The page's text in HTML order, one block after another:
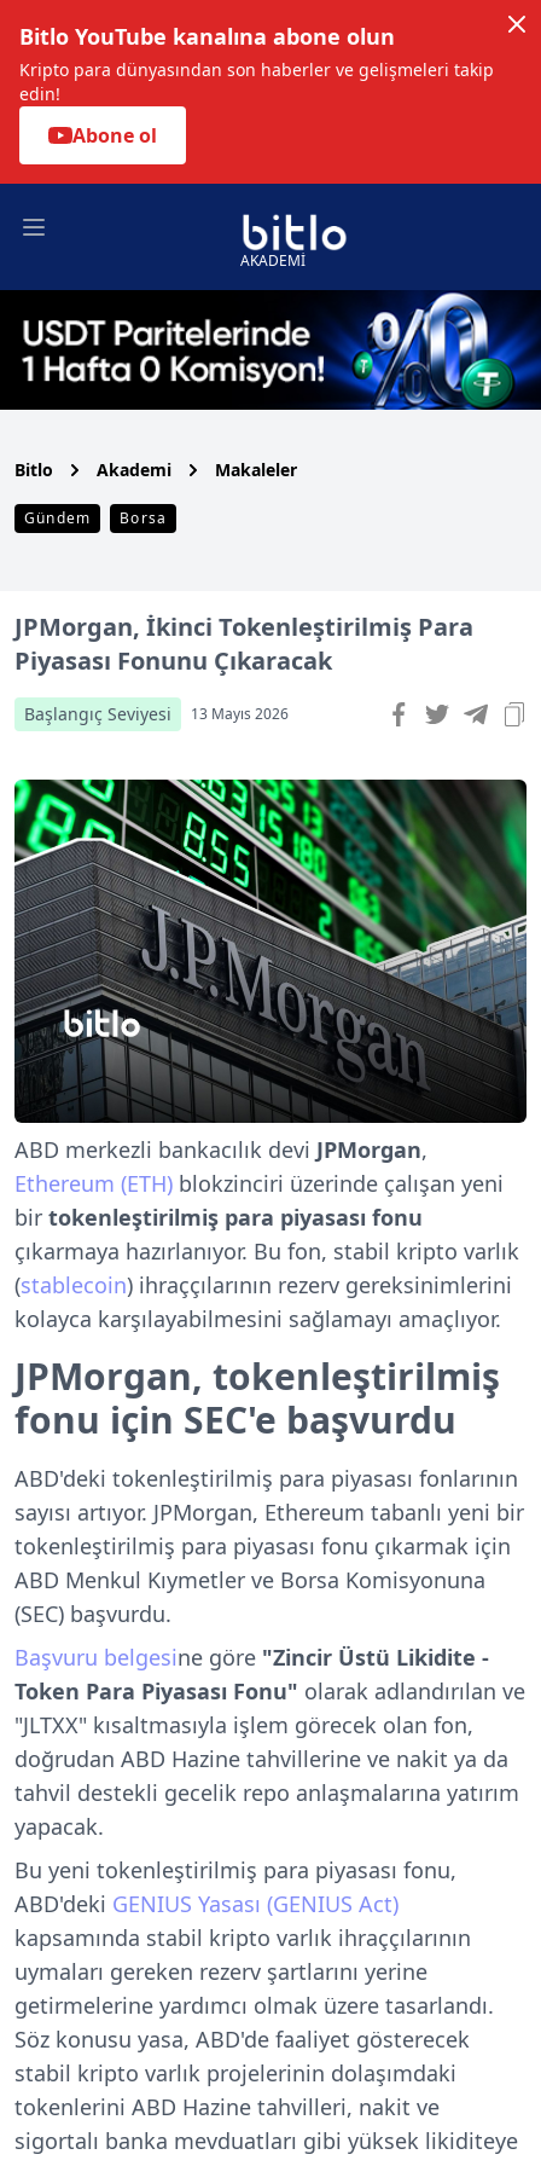
Bitlo YouTube kanalına abone olun
Kripto para dünyasından son haberler ve gelişmeleri takip
edin!
Abone ol
Open main menu
AKADEMİ
Bitlo Akademi Makaleler
Gündem Borsa
JPMorgan, İkinci Tokenleştirilmiş Para
Piyasası Fonunu Çıkaracak
Başlangıç Seviyesi 13 Mayıs 2026
ABD merkezli bankacılık devi JPMorgan,
Ethereum (ETH) blokzinciri üzerinde çalışan yeni
bir tokenleştirilmiş para piyasası fonu
çıkarmaya hazırlanıyor. Bu fon, stabil kripto varlık
(stablecoin) ihraççılarının rezerv gereksinimlerini
kolayca karşılayabilmesini sağlamayı amaçlıyor.
JPMorgan, tokenleştirilmiş
fonu için SEC'e başvurdu
ABD'deki tokenleştirilmiş para piyasası fonlarının
sayısı artıyor. JPMorgan, Ethereum tabanlı yeni bir
tokenleştirilmiş para piyasası fonu çıkarmak için
ABD Menkul Kıymetler ve Borsa Komisyonuna
(SEC) başvurdu.
Başvuru belgesine göre "Zincir Üstü Likidite -
Token Para Piyasası Fonu" olarak adlandırılan ve
"JLTXX" kısaltmasıyla işlem görecek olan fon,
doğrudan ABD Hazine tahvillerine ve nakit ya da
tahvil destekli gecelik repo anlaşmalarına yatırım
yapacak.
Bu yeni tokenleştirilmiş para piyasası fonu,
ABD'deki GENIUS Yasası (GENIUS Act)
kapsamında stabil kripto varlık ihraççılarının
uymaları gereken rezerv şartlarını yerine
getirmelerine yardımcı olmak üzere tasarlandı.
Söz konusu yasa, ABD'de faaliyet gösterecek
stabil kripto varlık projelerinin dolaşımdaki
tokenlerini ABD Hazine tahvilleri, nakit ve
sigortalı banka mevduatları gibi yüksek likiditeye